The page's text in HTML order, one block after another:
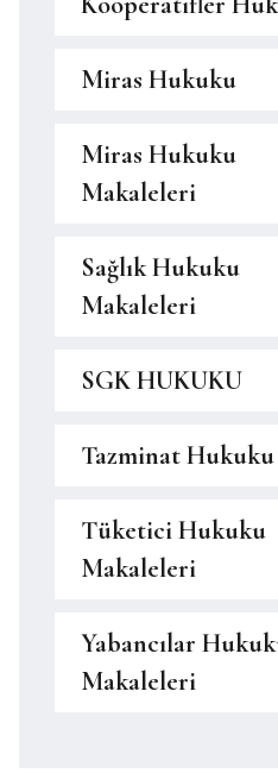
Miras Hukuku
Miras Hukuku
Makaleleri
Sağlık Hukuku
Makaleleri
SGK HUKUKU
Tazminat Hukuku
Tüketici Hukuku
Makaleleri
Yabancılar
Makaleleri